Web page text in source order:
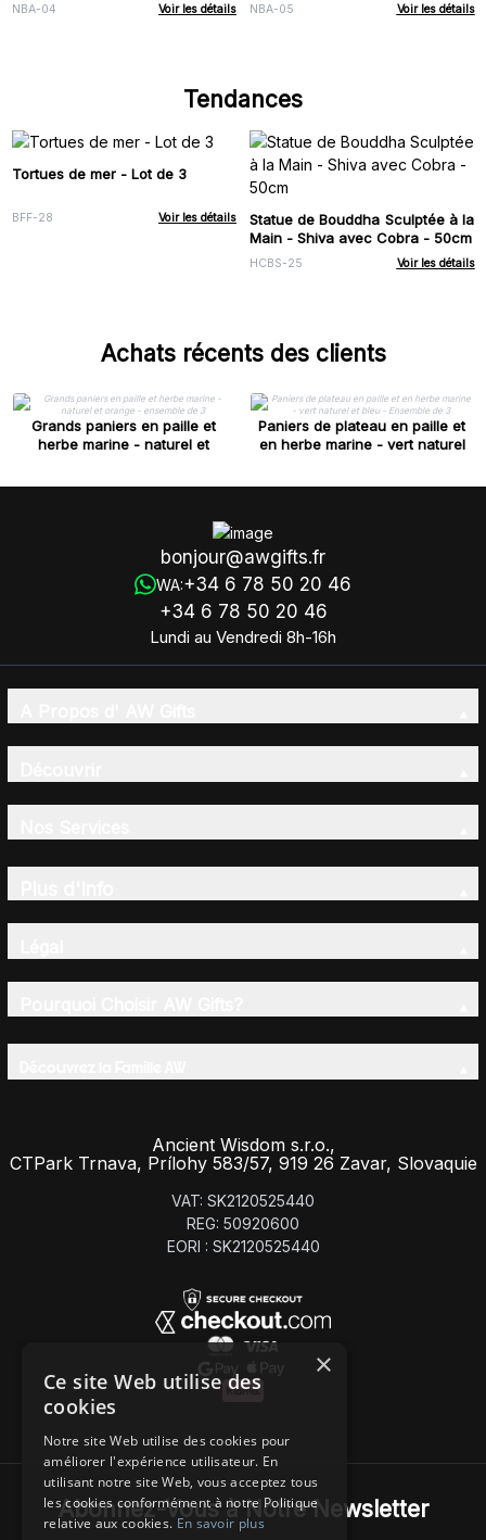
NBA-04 Voir les détails NBA-05 Voir les détails
Tendances
Tortues de mer - Lot de 3
BFF-28 Voir les détails
Statue de Bouddha Sculptée à la
Main - Shiva avec Cobra - 50cm
HCBS-25 Voir les détails
Achats récents des clients
Grands paniers en paille et
herbe marine - naturel et
Paniers de plateau en paille et
en herbe marine - vert naturel
bonjour@awgifts.fr
WA:+34 6 78 50 20 46
+34 6 78 50 20 46
Lundi au Vendredi 8h-16h
Ancient Wisdom s.r.o.,
CTPark Trnava, Prílohy 583/57, 919 26 Zavar, Slovaquie
VAT: SK2120525440
REG: 50920600
EORI : SK2120525440
Abonnez-Vous à Notre Newsletter
×
Ce site Web utilise des
cookies
Notre site Web utilise des cookies pour
améliorer l'expérience utilisateur. En
utilisant notre site Web, vous acceptez tous
les cookies conformément à notre Politique
relative aux cookies.En savoir plus